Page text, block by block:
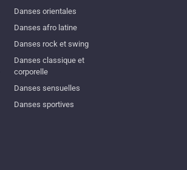
Danses orientales
Danses afro latine
Danses rock et swing
Danses classique et
corporelle
Danses sensuelles
Danses sportives